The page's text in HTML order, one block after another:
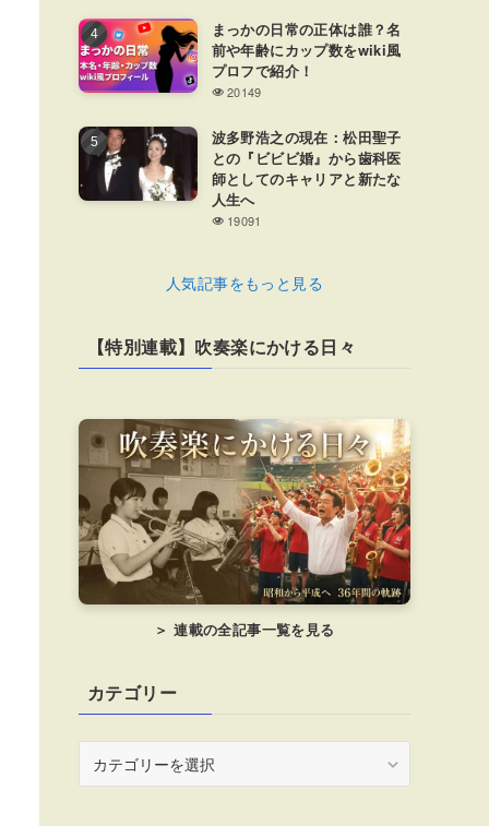
まっかの日常の正体は誰？名
前や年齢にカップ数をwiki風
プロフで紹介！
20149
波多野浩之の現在：松田聖子
との『ビビビ婚』から歯科医
師としてのキャリアと新たな
人生へ
19091
人気記事をもっと見る
【特別連載】吹奏楽にかける日々
＞ 連載の全記事一覧を見る
カテゴリー